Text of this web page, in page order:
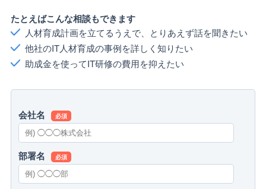
たとえばこんな相談もできます
人材育成計画を立てるうえで、とりあえず話を聞きたい
他社のIT人材育成の事例を詳しく知りたい
助成金を使ってIT研修の費用を抑えたい
会社名 必須
部署名 必須